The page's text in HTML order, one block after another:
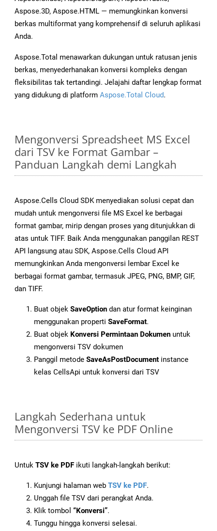
Aspose.3D, Aspose.HTML — memungkinkan konversi
berkas multiformat yang komprehensif di seluruh aplikasi
Anda.
Aspose.Total menawarkan dukungan untuk ratusan jenis
berkas, menyederhanakan konversi kompleks dengan
fleksibilitas tak tertandingi. Jelajahi daftar lengkap format
yang didukung di platform Aspose.Total Cloud.
Mengonversi Spreadsheet MS Excel
dari TSV ke Format Gambar –
Panduan Langkah demi Langkah
Aspose.Cells Cloud SDK menyediakan solusi cepat dan
mudah untuk mengonversi file MS Excel ke berbagai
format gambar, mirip dengan proses yang ditunjukkan di
atas untuk TIFF. Baik Anda menggunakan panggilan REST
API langsung atau SDK, Aspose.Cells Cloud API
memungkinkan Anda mengonversi lembar Excel ke
berbagai format gambar, termasuk JPEG, PNG, BMP, GIF,
dan TIFF.
Buat objek SaveOption dan atur format keinginan
menggunakan properti SaveFormat.
Buat objek Konversi Permintaan Dokumen untuk
mengonversi TSV dokumen
Panggil metode SaveAsPostDocument instance
kelas CellsApi untuk konversi dari TSV
Langkah Sederhana untuk
Mengonversi TSV ke PDF Online
Untuk TSV ke PDF ikuti langkah-langkah berikut:
Kunjungi halaman web TSV ke PDF.
Unggah file TSV dari perangkat Anda.
Klik tombol “Konversi”.
Tunggu hingga konversi selesai.